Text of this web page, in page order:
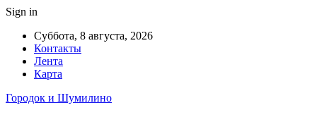
Sign in
Суббота, 8 августа, 2026
Контакты
Лента
Карта
Городок и Шумилино